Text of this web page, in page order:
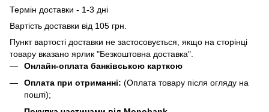
Термін доставки - 1-3 дні
Вартість доставки від 105 грн.
Пункт вартості доставки не застосовується, якщо на сторінці
товару вказано ярлик "Безкоштовна доставка".
Онлайн-оплата банківською карткою
Оплата при отриманні: (Оплата товару після огляду на
пошті);